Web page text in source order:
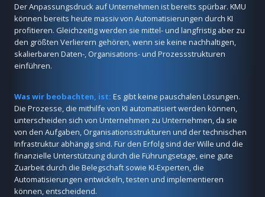
Der Anpassungsdruck auf Unternehmen ist bereits spürbar. KMU
können bereits heute massiv von Automatisierungen durch KI
profitieren. Gleichzeitig werden sie mittel- und langfristig aber zu
den größten Verlierern gehören, wenn sie keine nachhaltigen,
skalierbaren Daten-, Organisations- und Prozessstrukturen
einführen.
Was wir beobachten, ist: Es gibt keine pauschalen Lösungen.
Die Prozesse, die mithilfe von KI automatisiert werden können,
unterscheiden sich von Unternehmen zu Unternehmen, da sie
von den Aufgaben, Organisationsstrukturen und der technischen
Infrastruktur abhängig sind. Für den Erfolg sind der Wille und die
finanzielle Unterstützung durch die Führungsetage, eine gute
Zuarbeit durch die Belegschaft sowie KI-Experten, die
Automatisierungen entwickeln, testen und implementieren
können, entscheidend.